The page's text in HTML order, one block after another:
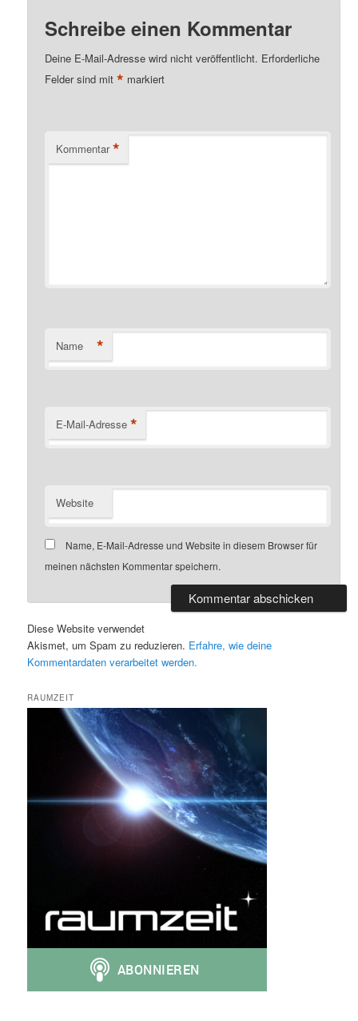
Schreibe einen Kommentar
Deine E-Mail-Adresse wird nicht veröffentlicht. Erforderliche
Felder sind mit* markiert
Kommentar *
Name *
E-Mail-Adresse *
Website
Name, E-Mail-Adresse und Website in diesem Browser für
meinen nächsten Kommentar speichern.
Diese Website verwendet
Akismet, um Spam zu reduzieren. Erfahre, wie deine
Kommentardaten verarbeitet werden.
RAUMZEIT